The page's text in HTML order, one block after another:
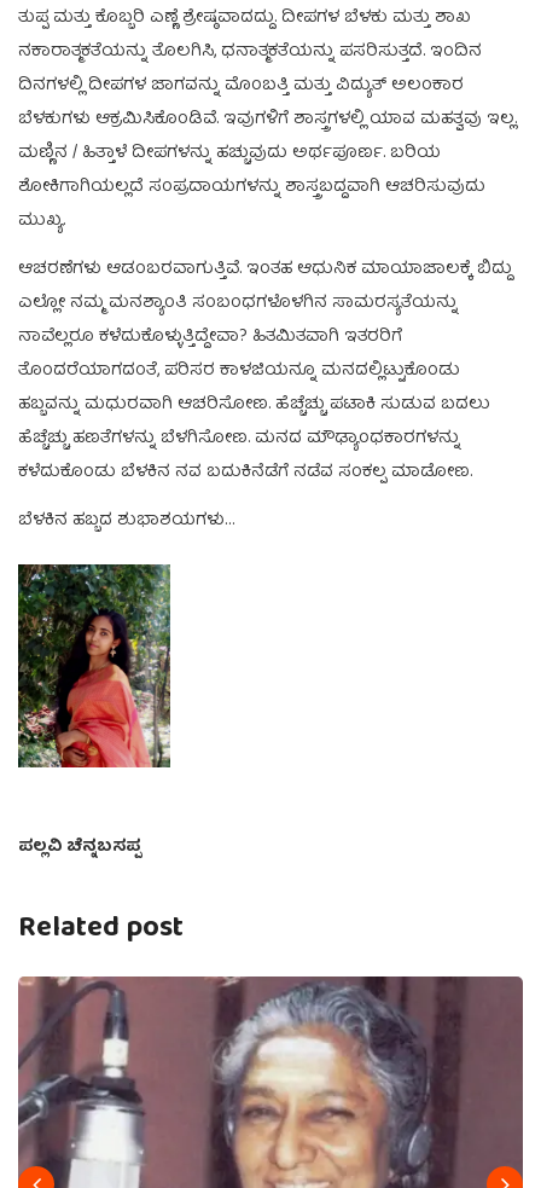
ತುಪ್ಪ ಮತ್ತು ಕೊಬ್ಬರಿ ಎಣ್ಣೆ ಶ್ರೇಷ್ಠವಾದದ್ದು. ದೀಪಗಳ ಬೆಳಕು ಮತ್ತು ಶಾಖ
ನಕಾರಾತ್ಮಕತೆಯನ್ನು ತೊಲಗಿಸಿ, ಧನಾತ್ಮಕತೆಯನ್ನು ಪಸರಿಸುತ್ತದೆ. ಇಂದಿನ
ದಿನಗಳಲ್ಲಿ ದೀಪಗಳ ಜಾಗವನ್ನು ಮೊಂಬತ್ತಿ ಮತ್ತು ವಿದ್ಯುತ್ ಅಲಂಕಾರ
ಬೆಳಕುಗಳು ಆಕ್ರಮಿಸಿಕೊಂಡಿವೆ. ಇವುಗಳಿಗೆ ಶಾಸ್ತ್ರಗಳಲ್ಲಿ ಯಾವ ಮಹತ್ವವು ಇಲ್ಲ.
ಮಣ್ಣಿನ / ಹಿತ್ತಾಳೆ ದೀಪಗಳನ್ನು ಹಚ್ಚುವುದು ಅರ್ಥಪೂರ್ಣ. ಬರಿಯ
ಶೋಕಿಗಾಗಿಯಲ್ಲದೆ ಸಂಪ್ರದಾಯಗಳನ್ನು ಶಾಸ್ತ್ರಬದ್ದವಾಗಿ ಆಚರಿಸುವುದು
ಮುಖ್ಯ.
ಆಚರಣೆಗಳು ಆಡಂಬರವಾಗುತ್ತಿವೆ. ಇಂತಹ ಆಧುನಿಕ ಮಾಯಾಜಾಲಕ್ಕೆ ಬಿದ್ದು
ಎಲ್ಲೋ ನಮ್ಮ ಮನಶ್ಯಾಂತಿ ಸಂಬಂಧಗಳೊಳಗಿನ ಸಾಮರಸ್ಯತೆಯನ್ನು
ನಾವೆಲ್ಲರೂ ಕಳೆದುಕೊಳ್ಳುತ್ತಿದ್ದೇವಾ? ಹಿತಮಿತವಾಗಿ ಇತರರಿಗೆ
ತೊಂದರೆಯಾಗದಂತೆ, ಪರಿಸರ ಕಾಳಜಿಯನ್ನೂ ಮನದಲ್ಲಿಟ್ಟುಕೊಂಡು
ಹಬ್ಬವನ್ನು ಮಧುರವಾಗಿ ಆಚರಿಸೋಣ. ಹೆಚ್ಚೆಚ್ಚು ಪಟಾಕಿ ಸುಡುವ ಬದಲು
ಹೆಚ್ಚೆಚ್ಚು ಹಣತೆಗಳನ್ನು ಬೆಳಗಿಸೋಣ. ಮನದ ಮೌಢ್ಯಾಂಧಕಾರಗಳನ್ನು
ಕಳೆದುಕೊಂಡು ಬೆಳಕಿನ ನವ ಬದುಕಿನೆಡೆಗೆ ನಡೆವ ಸಂಕಲ್ಪ ಮಾಡೋಣ.
ಬೆಳಕಿನ ಹಬ್ಬದ ಶುಭಾಶಯಗಳು…
ಪಲ್ಲವಿ ಚೆನ್ನಬಸಪ್ಪ
Related post